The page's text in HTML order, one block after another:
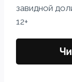
завидной
12+